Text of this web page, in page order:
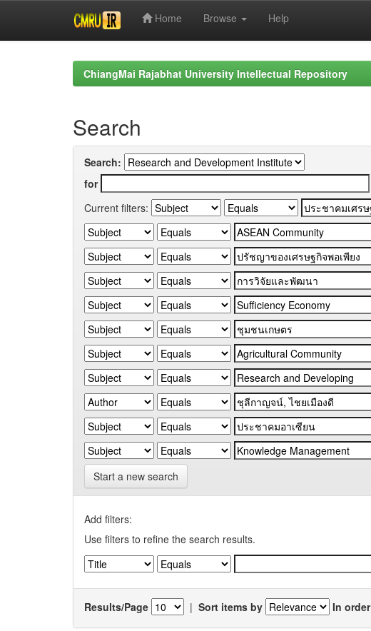
Home Browse Help
ChiangMai Rajabhat University Intellectual Repository
Search
Search:
for
Current filters:
Start a new search
Add filters:
Use filters to refine the search results.
Results/Page | Sort items by In order